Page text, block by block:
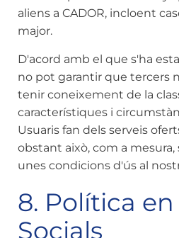
aliens a CADOR, incloent
major.
D'acord amb el que s'ha
no pot garantir que tercers
tenir coneixement de la
característiques i
Usuaris fan dels serveis
obstant això, com a
unes condicions d'ús al
8. Política en
Socials